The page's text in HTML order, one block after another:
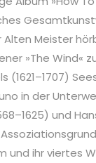
Meister
»The Wind«
(1621–1707)
in der
und
und ihr viertes